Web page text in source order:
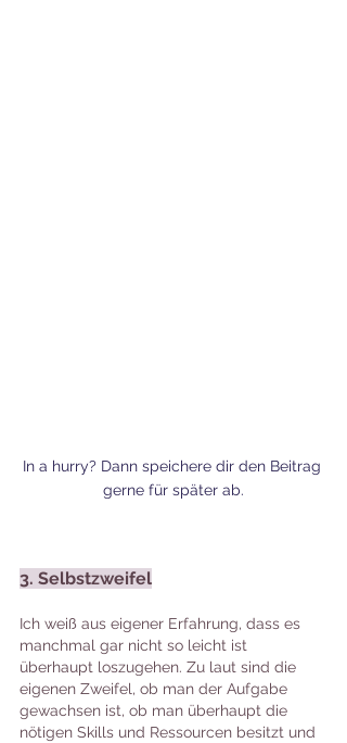
In a hurry? Dann speichere dir den Beitrag
gerne für später ab.
3. Selbstzweifel
Ich weiß aus eigener Erfahrung, dass es
manchmal gar nicht so leicht ist
überhaupt loszugehen. Zu laut sind die
eigenen Zweifel, ob man der Aufgabe
gewachsen ist, ob man überhaupt die
nötigen Skills und Ressourcen besitzt und